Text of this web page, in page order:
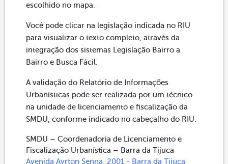
escolhido no mapa.
Você pode clicar na legislação indicada no RIU
para visualizar o texto completo, através da
integração dos sistemas Legislação Bairro a
Bairro e Busca Fácil.
A validação do Relatório de Informações
Urbanísticas pode ser realizada por um técnico
na unidade de licenciamento e fiscalização da
SMDU, conforme indicado no cabeçalho do RIU.
SMDU – Coordenadoria de Licenciamento e
Fiscalização Urbanística – Barra da Tijuca
Avenida Ayrton Senna, 2001 - Barra da Tijuca